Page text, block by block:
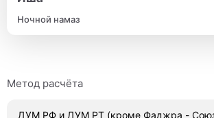
Ночной намаз
Метод расчёта